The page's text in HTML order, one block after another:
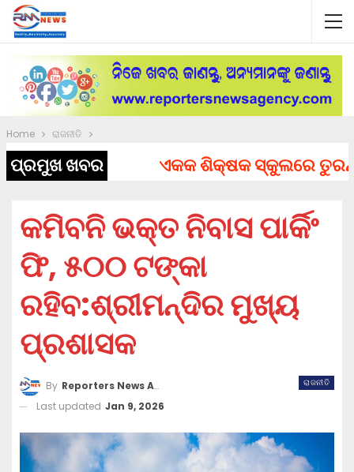
Home ରାଜନୀତି
ପ୍ରମୁଖ ଖବର ଏକକ ଶିକ୍ଷକ ସ୍କୁଲରେ ତୁରନ୍ତ
କମିବନି ଭକ୍ତ ନିବାସ ପାର୍କିଂ
ଫି, ୫୦୦ ଟଙ୍କା
ରହିବ:ଶ୍ରୀମନ୍ଦିର ମୁଖ୍ୟ
ପ୍ରଶାସକ
ରାଜନୀତି
By Reporters News Agency
Last updated Jan 9, 2026